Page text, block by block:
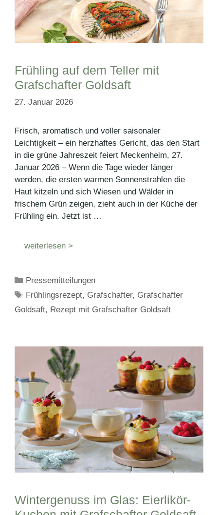
Frühling auf dem Teller mit
Grafschafter Goldsaft
27. Januar 2026
Frisch, aromatisch und voller saisonaler
Leichtigkeit – ein herzhaftes Gericht, das den Start
in die grüne Jahreszeit feiert Meckenheim, 27.
Januar 2026 – Wenn die Tage wieder länger
werden, die ersten warmen Sonnenstrahlen die
Haut kitzeln und sich Wiesen und Wälder in
frischem Grün zeigen, zieht auch in der Küche der
Frühling ein. Jetzt ist …
weiterlesen >
Kategorien
Pressemitteilungen
Schlagwörter
Frühlingsrezept, Grafschafter, Grafschafter
Goldsaft, Rezept mit Grafschafter Goldsaft
Wintergenuss im Glas: Eierlikör-